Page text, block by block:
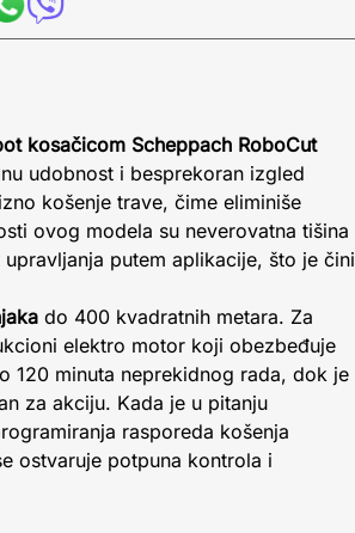
kosačicom Scheppach RoboCut
udobnost i besprekoran izgled
košenje trave, čime eliminiše
ovog modela su neverovatna tišina
putem aplikacije, što je čini
do 400 kvadratnih metara. Za
elektro motor koji obezbeđuje
120 minuta neprekidnog rada, dok je
za akciju. Kada je u pitanju
rasporeda košenja
ostvaruje potpuna kontrola i